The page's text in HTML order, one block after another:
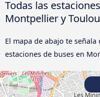
Todas las
Montpellier y
El mapa de abajo te
estaciones de buses en